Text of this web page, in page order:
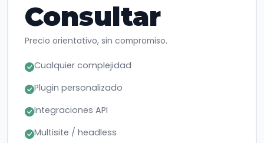
Consultar
Precio orientativo, sin compromiso.
Cualquier complejidad
Plugin personalizado
Integraciones API
Multisite / headless